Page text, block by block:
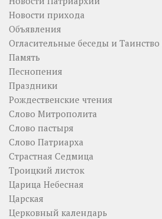
Новости прихода
Объявления
Огласительные беседы и
Память
Песнопения
Праздники
Рождественские чтения
Слово Митрополита
Слово пастыря
Слово Патриарха
Страстная Седмица
Троицкий листок
Царица Небесная
Царская
Церковный календарь